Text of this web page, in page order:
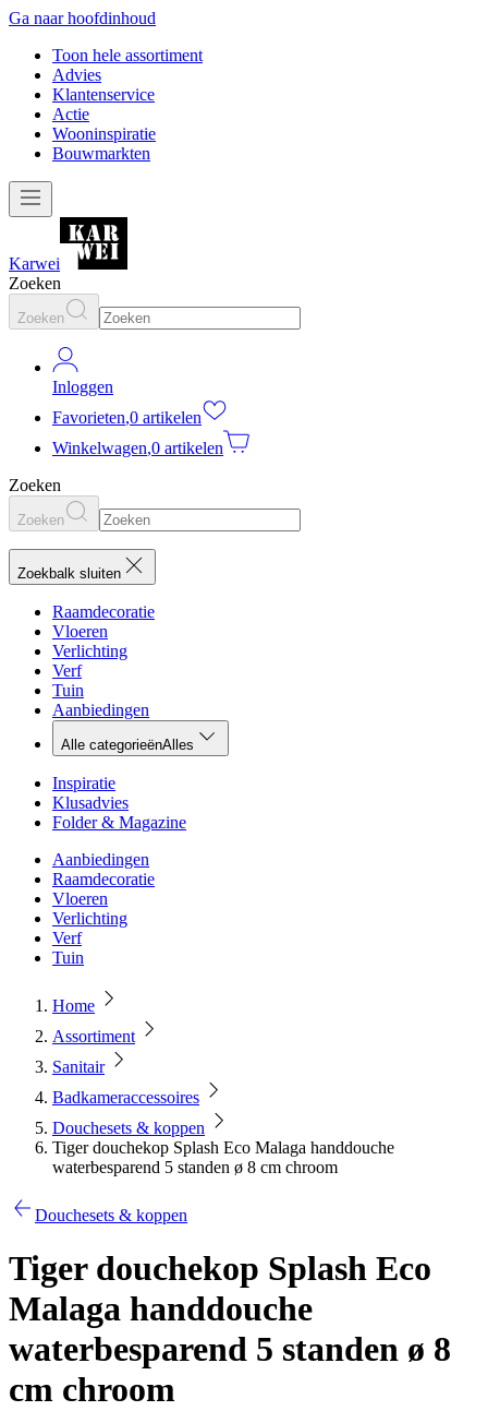
Ga naar hoofdinhoud
Toon hele assortiment
Advies
Klantenservice
Actie
Wooninspiratie
Bouwmarkten
Karwei
Zoeken
Zoeken
Inloggen
Favorieten,0 artikelen
Winkelwagen,0 artikelen
Zoeken
Zoeken
Zoekbalk sluiten
Raamdecoratie
Vloeren
Verlichting
Verf
Tuin
Aanbiedingen
Alle categorieënAlles
Inspiratie
Klusadvies
Folder & Magazine
Aanbiedingen
Raamdecoratie
Vloeren
Verlichting
Verf
Tuin
Home
Assortiment
Sanitair
Badkameraccessoires
Douchesets & koppen
Tiger douchekop Splash Eco Malaga handdouche
waterbesparend 5 standen ø 8 cm chroom
Douchesets & koppen
Tiger douchekop Splash Eco
Malaga handdouche
waterbesparend 5 standen ø 8
cm chroom